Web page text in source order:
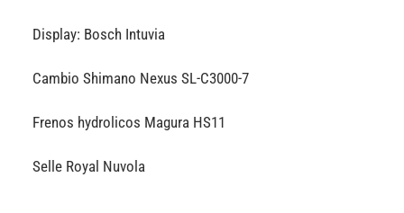
Display: Bosch Intuvia
Cambio Shimano Nexus SL-C3000-7
Frenos hydrolicos Magura HS11
Selle Royal Nuvola